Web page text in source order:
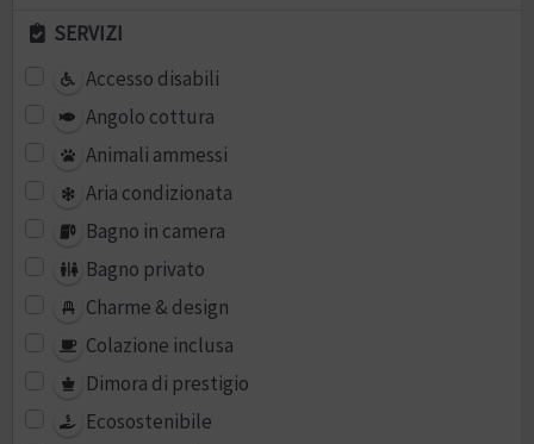
SERVIZI
Accesso disabili
Angolo cottura
Animali ammessi
Aria condizionata
Bagno in camera
Bagno privato
Charme & design
Colazione inclusa
Dimora di prestigio
Ecosostenibile